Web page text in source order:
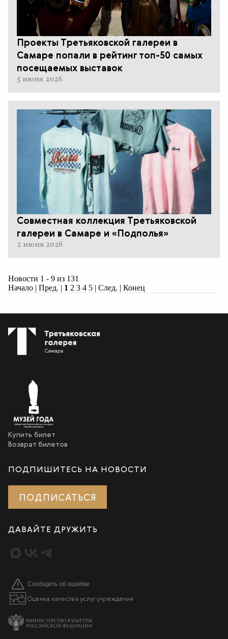
Проекты Третьяковской галереи в
Самаре попали в рейтинг топ-50 самых
посещаемых выставок
5 июня 2026
Совместная коллекция Третьяковской
галереи в Самаре и «Подполья»
2 июня 2026
Новости 1 - 9 из 131
Начало | Пред. | 1 2 3 4 5 | След. | Конец
Купить билет
Возврат билетов
ПОДПИШИТЕСЬ НА НОВОСТИ
ПОДПИСАТЬСЯ
ДАВАЙТЕ ДРУЖИТЬ
Сообщить об ошибке
Оценка качества услуг учреждения